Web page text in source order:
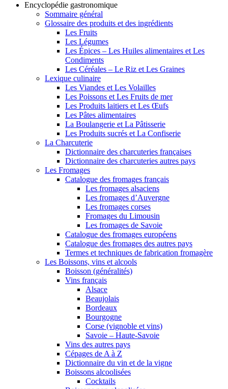
Encyclopédie gastronomique
Sommaire général
Glossaire des produits et des ingrédients
Les Fruits
Les Légumes
Les Épices – Les Huiles alimentaires et Les
Condiments
Les Céréales – Le Riz et Les Graines
Lexique culinaire
Les Viandes et Les Volailles
Les Poissons et Les Fruits de mer
Les Produits laitiers et Les Œufs
Les Pâtes alimentaires
La Boulangerie et La Pâtisserie
Les Produits sucrés et La Confiserie
La Charcuterie
Dictionnaire des charcuteries françaises
Dictionnaire des charcuteries autres pays
Les Fromages
Catalogue des fromages français
Les fromages alsaciens
Les fromages d’Auvergne
Les fromages corses
Fromages du Limousin
Les fromages de Savoie
Catalogue des fromages européens
Catalogue des fromages des autres pays
Termes et techniques de fabrication fromagère
Les Boissons, vins et alcools
Boisson (généralités)
Vins français
Alsace
Beaujolais
Bordeaux
Bourgogne
Corse (vignoble et vins)
Savoie – Haute-Savoie
Vins des autres pays
Cépages de A à Z
Dictionnaire du vin et de la vigne
Boissons alcoolisées
Cocktails